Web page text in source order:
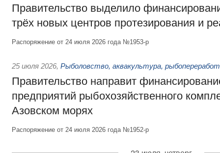
Правительство выделило
трёх новых центров протезирования и
Распоряжение от 24 июля 2026 года №1953-р
25 июля 2026, Рыболовство, аквакультура,
Правительство направит
предприятий рыбохозяйственного
Азовском морях
Распоряжение от 24 июля 2026 года №1952-р